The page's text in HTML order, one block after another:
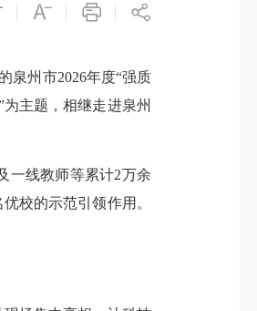
泉州市2026年度“强质
主题，相继走进泉州
一线教师等累计2万余
校的示范引领作用。